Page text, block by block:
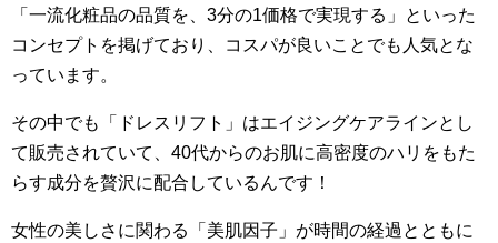
「一流化粧品の品質を、3分の1価格で実現する」といった
コンセプトを掲げており、コスパが良いことでも人気とな
っています。
その中でも「ドレスリフト」はエイジングケアラインとし
て販売されていて、40代からのお肌に高密度のハリをもた
らす成分を贅沢に配合しているんです！
女性の美しさに関わる「美肌因子」が時間の経過とともに